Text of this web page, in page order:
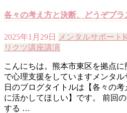
各々の考え方と決断、どうぞプ
2025年1月29日 メンタルサポート
リクツ講座講演
こんにちは。熊本市東区を拠点
で心理支援をしていますメンタ
日のブログタイトルは【各々の
に活かしてほしい】です。 前回
する …